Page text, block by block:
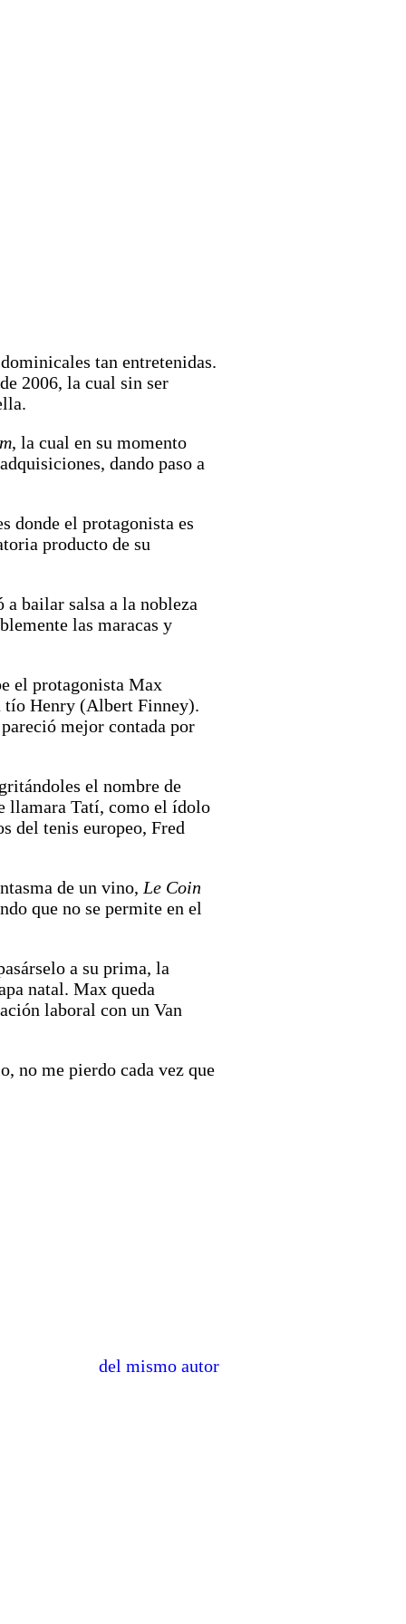
tan entretenidas.
2006, la cual sin ser
, la cual en su momento
dando paso a
donde el protagonista es
producto de su
bailar salsa a la nobleza
las maracas y
el protagonista Max
tío Henry (Albert Finney).
mejor contada por
el nombre de
llamara Tatí, como el ídolo
del tenis europeo, Fred
de un vino, Le Coin
que no se permite en el
a su prima, la
natal. Max queda
laboral con un Van
no me pierdo cada vez que
del mismo autor